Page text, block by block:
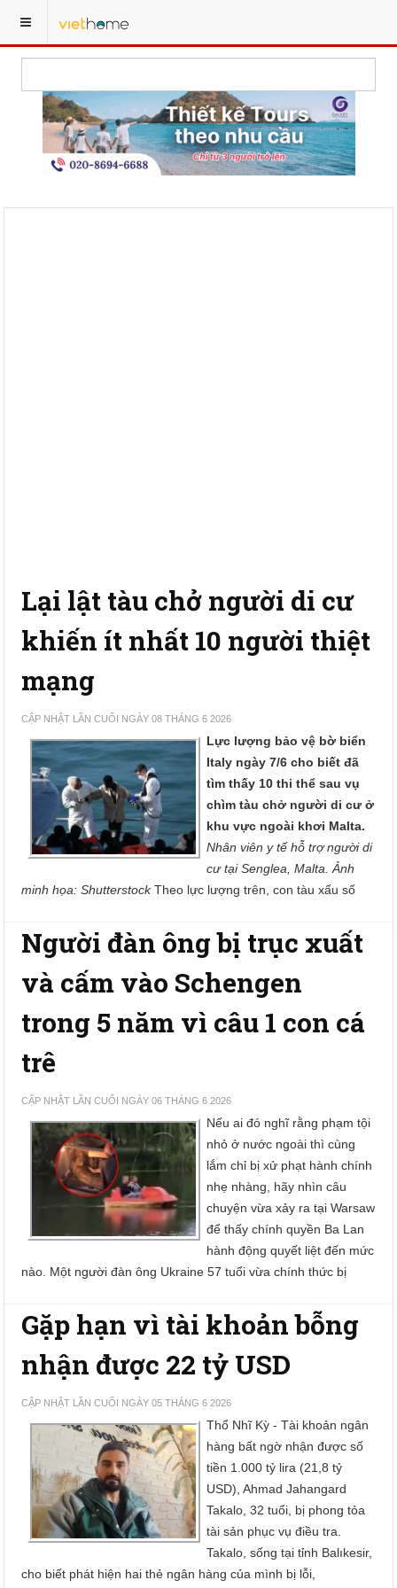
Lại lật tàu chở người di cư
khiến ít nhất 10 người thiệt
mạng
CẬP NHẬT LẦN CUỐI NGÀY 08 THÁNG 6 2026
Lực lượng bảo vệ bờ biển
Italy ngày 7/6 cho biết đã
tìm thấy 10 thi thể sau vụ
chìm tàu chở người di cư ở
khu vực ngoài khơi Malta.
Nhân viên y tế hỗ trợ người di
cư tại Senglea, Malta. Ảnh
minh họa: ShutterstockTheo lực lượng trên, con tàu xấu số
Người đàn ông bị trục xuất
và cấm vào Schengen
trong 5 năm vì câu 1 con cá
trê
CẬP NHẬT LẦN CUỐI NGÀY 06 THÁNG 6 2026
Nếu ai đó nghĩ rằng phạm tội
nhỏ ở nước ngoài thì cùng
lắm chỉ bị xử phạt hành chính
nhẹ nhàng, hãy nhìn câu
chuyện vừa xảy ra tại Warsaw
để thấy chính quyền Ba Lan
hành động quyết liệt đến mức
nào. Một người đàn ông Ukraine 57 tuổi vừa chính thức bị
Gặp hạn vì tài khoản bỗng
nhận được 22 tỷ USD
CẬP NHẬT LẦN CUỐI NGÀY 05 THÁNG 6 2026
Thổ Nhĩ Kỳ - Tài khoản ngân
hàng bất ngờ nhận được số
tiền 1.000 tỷ lira (21,8 tỷ
USD), Ahmad Jahangard
Takalo, 32 tuổi, bị phong tỏa
tài sản phục vụ điều tra.
Takalo, sống tại tỉnh Balıkesir,
cho biết phát hiện hai thẻ ngân hàng của mình bị lỗi,